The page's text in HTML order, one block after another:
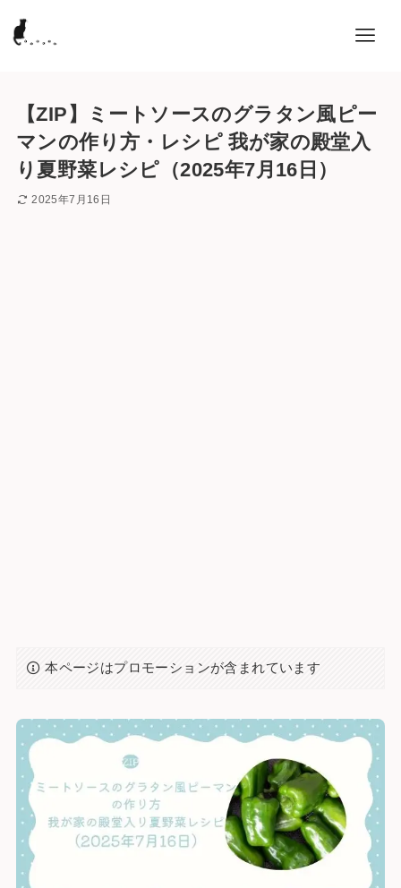
【ZIP】ミートソースのグラタン風ピー
マンの作り方・レシピ 我が家の殿堂入
り夏野菜レシピ（2025年7月16日）
2025年7月16日
本ページはプロモーションが含まれています